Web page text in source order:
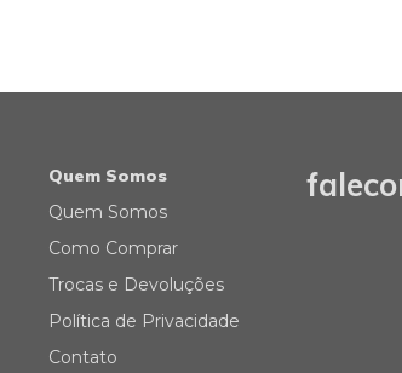
Quem Somos
Quem Somos
Como Comprar
Trocas e Devoluções
Política de Privacidade
Contato